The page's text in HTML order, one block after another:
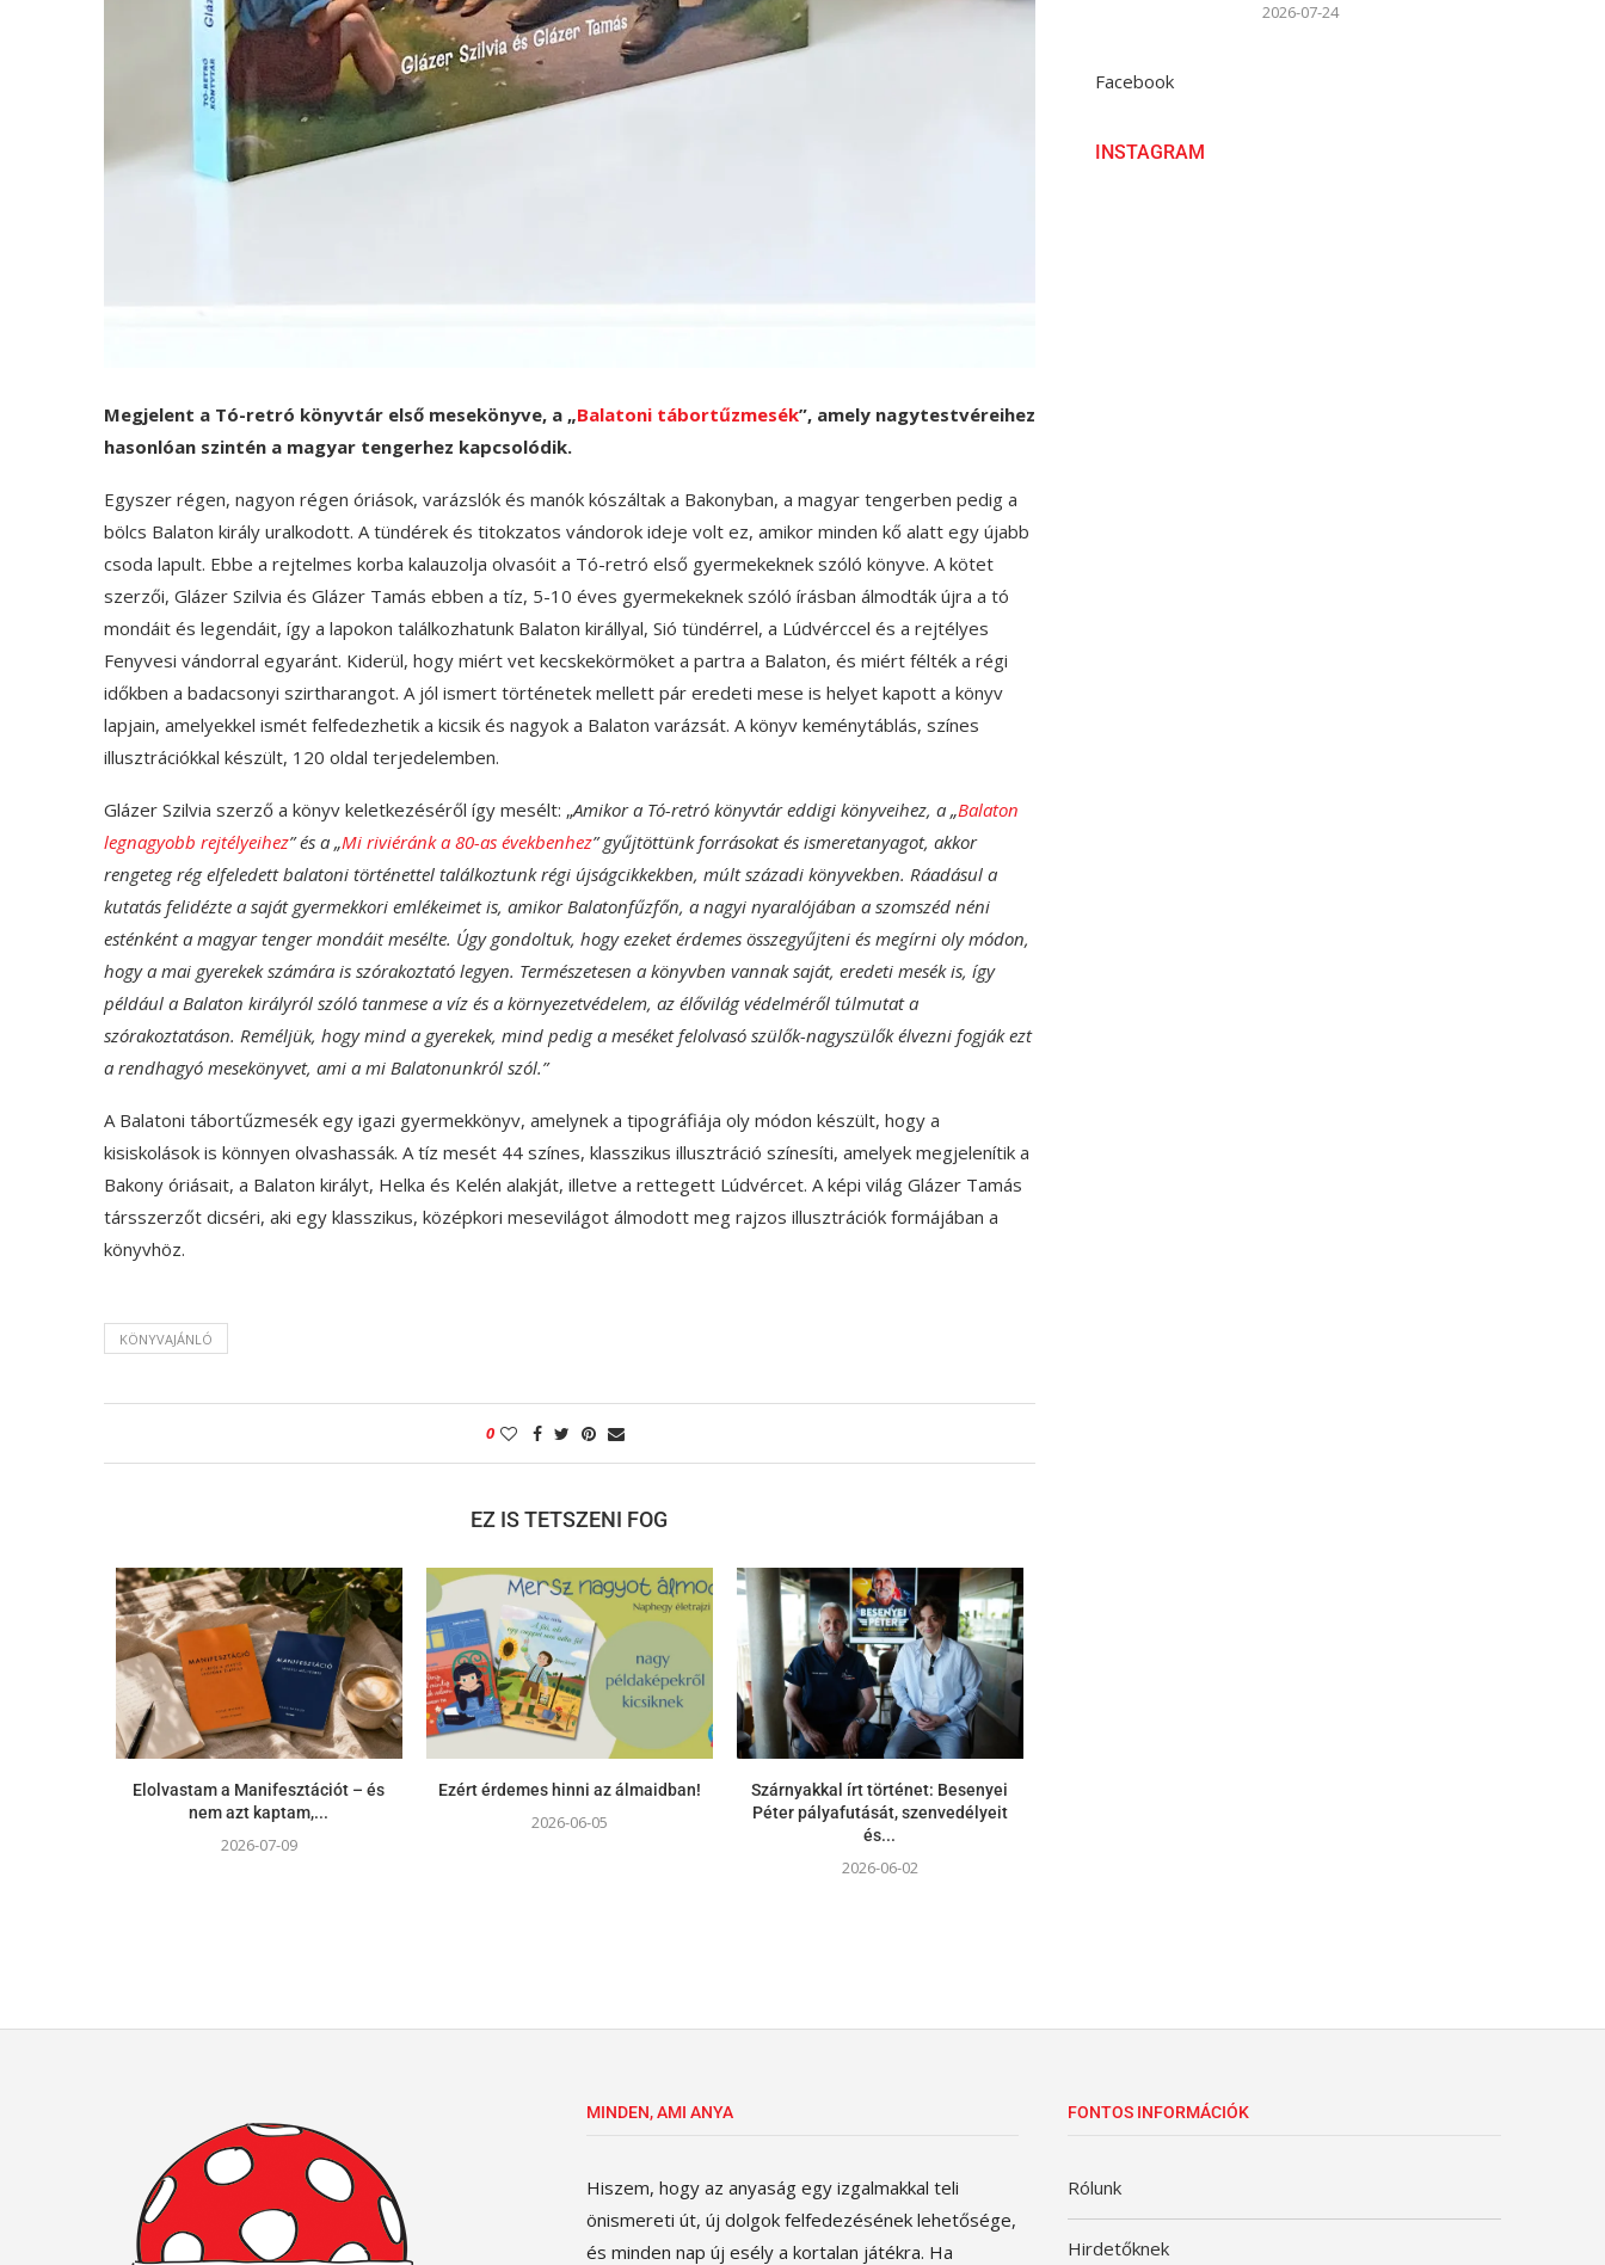
Megjelent a Tó-retró könyvtár első mesekönyve, a „Balatoni tábortűzmesék”, amely nagytestvéreihez
hasonlóan szintén a magyar tengerhez kapcsolódik.
Egyszer régen, nagyon régen óriások, varázslók és manók kószáltak a Bakonyban, a magyar tengerben pedig a
bölcs Balaton király uralkodott. A tündérek és titokzatos vándorok ideje volt ez, amikor minden kő alatt egy újabb
csoda lapult. Ebbe a rejtelmes korba kalauzolja olvasóit a Tó-retró első gyermekeknek szóló könyve. A kötet
szerzői, Glázer Szilvia és Glázer Tamás ebben a tíz, 5-10 éves gyermekeknek szóló írásban álmodták újra a tó
mondáit és legendáit, így a lapokon találkozhatunk Balaton királlyal, Sió tündérrel, a Lúdvérccel és a rejtélyes
Fenyvesi vándorral egyaránt. Kiderül, hogy miért vet kecskekörmöket a partra a Balaton, és miért félték a régi
időkben a badacsonyi szirtharangot. A jól ismert történetek mellett pár eredeti mese is helyet kapott a könyv
lapjain, amelyekkel ismét felfedezhetik a kicsik és nagyok a Balaton varázsát. A könyv keménytáblás, színes
illusztrációkkal készült, 120 oldal terjedelemben.
Glázer Szilvia szerző a könyv keletkezéséről így mesélt: „Amikor a Tó-retró könyvtár eddigi könyveihez, a „Balaton
legnagyobb rejtélyeihez” és a „Mi riviéránk a 80-as évekbenhez” gyűjtöttünk forrásokat és ismeretanyagot, akkor
rengeteg rég elfeledett balatoni történettel találkoztunk régi újságcikkekben, múlt századi könyvekben. Ráadásul a
kutatás felidézte a saját gyermekkori emlékeimet is, amikor Balatonfűzfőn, a nagyi nyaralójában a szomszéd néni
esténként a magyar tenger mondáit mesélte. Úgy gondoltuk, hogy ezeket érdemes összegyűjteni és megírni oly módon,
hogy a mai gyerekek számára is szórakoztató legyen. Természetesen a könyvben vannak saját, eredeti mesék is, így
például a Balaton királyról szóló tanmese a víz és a környezetvédelem, az élővilág védelméről túlmutat a
szórakoztatáson. Reméljük, hogy mind a gyerekek, mind pedig a meséket felolvasó szülők-nagyszülők élvezni fogják ezt
a rendhagyó mesekönyvet, ami a mi Balatonunkról szól.”
A Balatoni tábortűzmesék egy igazi gyermekkönyv, amelynek a tipográfiája oly módon készült, hogy a
kisiskolások is könnyen olvashassák. A tíz mesét 44 színes, klasszikus illusztráció színesíti, amelyek megjelenítik a
Bakony óriásait, a Balaton királyt, Helka és Kelén alakját, illetve a rettegett Lúdvércet. A képi világ Glázer Tamás
társszerzőt dicséri, aki egy klasszikus, középkori mesevilágot álmodott meg rajzos illusztrációk formájában a
könyvhöz.
KÖNYVAJÁNLÓ
0
EZ IS TETSZENI FOG
Elolvastam a Manifesztációt – és
nem azt kaptam,...
2026-07-09
Ezért érdemes hinni az álmaidban!
2026-06-05
Szárnyakkal írt történet: Besenyei
Péter pályafutását, szenvedélyeit
és...
2026-06-02
2026-07-24
Facebook
INSTAGRAM
MINDEN, AMI ANYA
Hiszem, hogy az anyaság egy izgalmakkal teli
önismereti út, új dolgok felfedezésének lehetősége,
és minden nap új esély a kortalan játékra. Ha
FONTOS INFORMÁCIÓK
Rólunk
Hirdetőknek